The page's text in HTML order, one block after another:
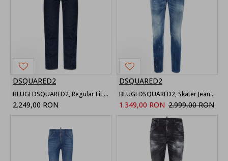
DSQUARED2
BLUGI DSQUARED2, Regular Fit, Raw Dark Blue Denim
2.249,00 RON
DSQUARED2
BLUGI DSQUARED2, Skater Jean, Distressed, Blue
1.349,00 RON 2.999,00 RON